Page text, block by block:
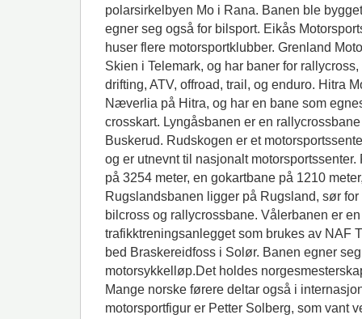
polarsirkelbyen Mo i Rana. Banen ble
egner seg også for bilsport. Eikås
huser flere motorsportklubber. Grenland
Skien i Telemark, og har baner for
drifting, ATV, offroad, trail, og enduro. Hitra
Næverlia på Hitra, og har en bane som
crosskart. Lyngåsbanen er en
Buskerud. Rudskogen er et
og er utnevnt til nasjonalt
på 3254 meter, en gokartbane på 1210
Rugslandsbanen ligger på Rugsland, sør
bilcross og rallycrossbane. Vålerbanen er
trafikktreningsanlegget som brukes av NAF
bed Braskereidfoss i Solør. Banen egner
motorsykkelløp.Det holdes
Mange norske førere deltar også i
motorsportfigur er Petter Solberg, som vant